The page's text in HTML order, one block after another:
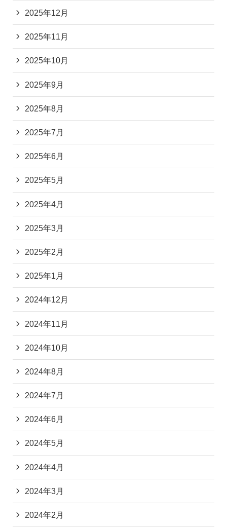
2025年12月
2025年11月
2025年10月
2025年9月
2025年8月
2025年7月
2025年6月
2025年5月
2025年4月
2025年3月
2025年2月
2025年1月
2024年12月
2024年11月
2024年10月
2024年8月
2024年7月
2024年6月
2024年5月
2024年4月
2024年3月
2024年2月